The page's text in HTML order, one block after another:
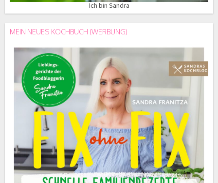
Ich bin Sandra
MEIN NEUES KOCHBUCH (WERBUNG)